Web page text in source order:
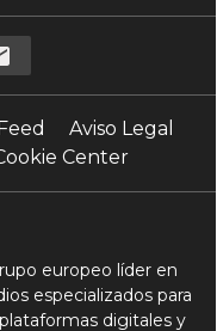
Aviso Legal
Center
europeo líder en
especializados para
digitales y